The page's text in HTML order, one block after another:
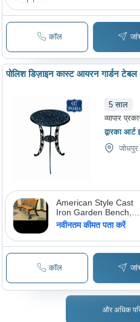
कॉल
पोलिश डिज़ाइन कास्ट आयरन गार्डन
5 साल
व्यापार
द्वारका आर्ट
जोधपुर
American Style Cast
Iron Garden Bench,
Material: FRP Plank
नवीनतम कीमत पता करें
कॉल
और अधिक